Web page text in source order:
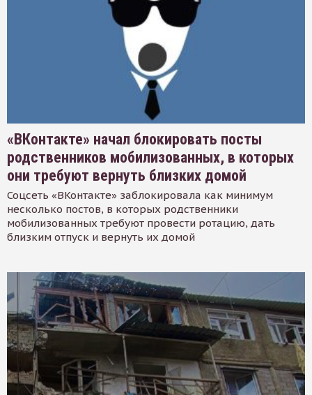
«ВКонтакте» начал блокировать посты
родственников мобилизованных, в которых
они требуют вернуть близких домой
Соцсеть «ВКонтакте» заблокировала как минимум
несколько постов, в которых родственники
мобилизованных требуют провести ротацию, дать
близким отпуск и вернуть их домой